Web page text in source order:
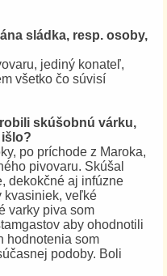
sládka, resp. osoby,
jediný konateľ,
všetko čo súvisí
skúšobnú várku,
po príchode z Maroka,
pivovaru. Skúšal
dekokčné aj infúzne
kvasiniek, veľké
varky piva som
aby ohodnotili
hodnotenia som
podoby. Boli